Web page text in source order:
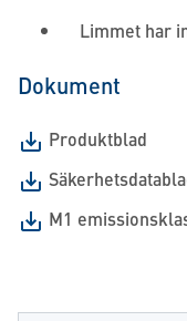
Limmet har
Dokument
Produktblad
M1